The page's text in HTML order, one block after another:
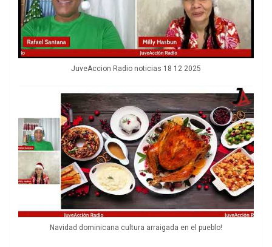
JuveAccion Radio noticias 18 12 2025
Navidad dominicana cultura arraigada en el pueblo!